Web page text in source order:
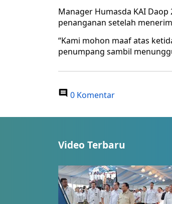
Manager Humasda KAI
penanganan setelah
“Kami mohon maaf atas
penumpang sambil
0 Komentar
Video Terbaru